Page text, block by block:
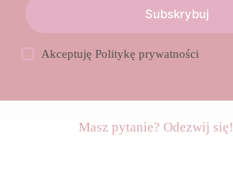
Subskrybuj
AkceptujęPolitykę prywatności
Masz pytanie? Odezwij się!